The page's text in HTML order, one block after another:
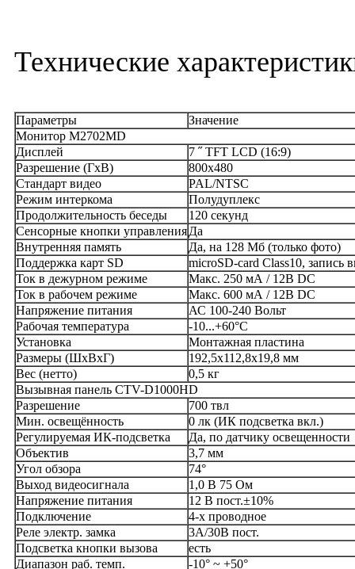
Технические
Параметры
Значение
Монитор M2702MD
Дисплей
7 ˝ TFT LCD (16:9)
Разрешение (ГхВ)
800x480
Стандарт видео
PAL/NTSC
Режим интеркома
Полудуплекс
Продолжительность беседы
120 секунд
Сенсорные кнопки управленияДа
Внутренняя память
Да, на 128 Мб (только фото)
Поддержка карт SD
microSD-card Class10, запись
Ток в дежурном режиме
Макс. 250 мА / 12В DC
Ток в рабочем режиме
Макс. 600 мА / 12В DC
Напряжение питания
АС 100-240 Вольт
Рабочая температура
-10...+60°С
Установка
Монтажная пластина
Размеры (ШхВхГ)
192,5x112,8x19,8 мм
Вес (нетто)
0,5 кг
Вызывная панель CTV-D1000HD
Разрешение
700 твл
Мин. освещённость
0 лк (ИК подсветка вкл.)
Регулируемая ИК-подсветка
Да, по датчику освещенности
Объектив
3,7 мм
Угол обзора
74°
Выход видеосигнала
1,0 В 75 Ом
Напряжение питания
12 В пост.±10%
Подключение
4-х проводное
Реле электр. замка
3А/30В пост.
Подсветка кнопки вызова
есть
Диапазон раб. темп.
-10° ~ +50°